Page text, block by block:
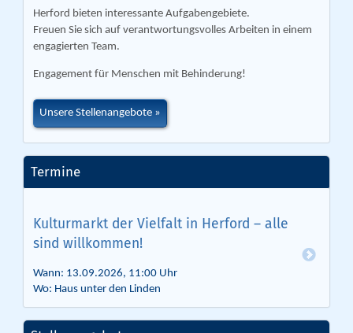
Herford bieten interessante Aufgabengebiete.
Freuen Sie sich auf verantwortungsvolles Arbeiten in einem
engagierten Team.
Engagement für Menschen mit Behinderung!
Unsere Stellenangebote
Termine
Kulturmarkt der Vielfalt in Herford – alle
sind willkommen!
Wann: 13.09.2026, 11:00 Uhr
Wo: Haus unter den Linden